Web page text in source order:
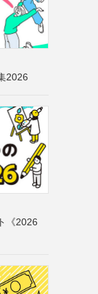
2026
《2026